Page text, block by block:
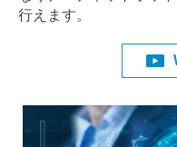
行えます。